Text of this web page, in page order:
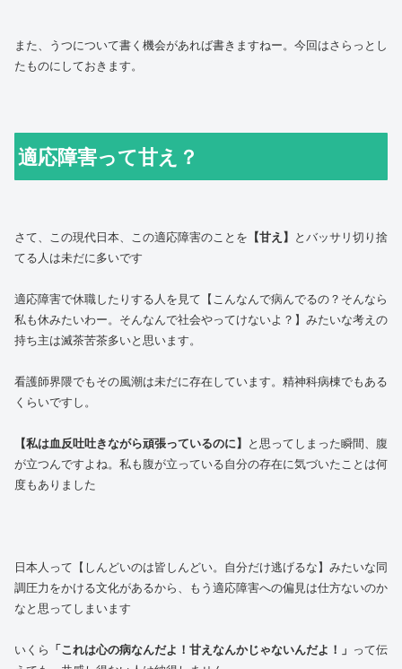
また、うつについて書く機会があれば書きますねー。今回はさらっとし
たものにしておきます。
適応障害って甘え？
さて、この現代日本、この適応障害のことを 【甘え】 とバッサリ切り捨
てる人は未だに多いです
適応障害で休職したりする人を見て【こんなんで病んでるの？そんなら
私も休みたいわー。そんなんで社会やってけないよ？】みたいな考えの
持ち主は滅茶苦茶多いと思います。
看護師界隈でもその風潮は未だに存在しています。精神科病棟でもある
くらいですし。
【私は血反吐吐きながら頑張っているのに】 と思ってしまった瞬間、腹
が立つんですよね。私も腹が立っている自分の存在に気づいたことは何
度もありました
日本人って【しんどいのは皆しんどい。自分だけ逃げるな】みたいな同
調圧力をかける文化があるから、もう適応障害への偏見は仕方ないのか
なと思ってしまいます
いくら 「これは心の病なんだよ！甘えなんかじゃないんだよ！」 って伝